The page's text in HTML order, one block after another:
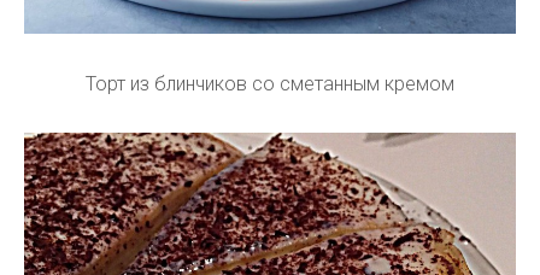
Торт из блинчиков со сметанным кремом